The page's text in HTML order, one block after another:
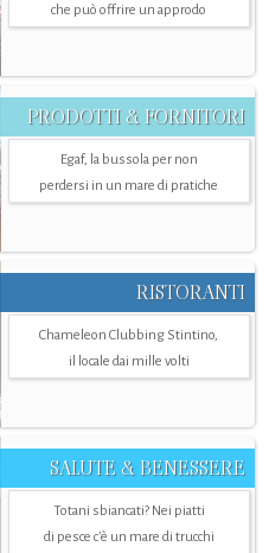
che può offrire un approdo
PRODOTTI & FORNITORI
Egaf, la bussola per non
perdersi in un mare di pratiche
RISTORANTI
Chameleon Clubbing Stintino,
il locale dai mille volti
SALUTE & BENESSERE
Totani sbiancati? Nei piatti
di pesce c'è un mare di trucchi